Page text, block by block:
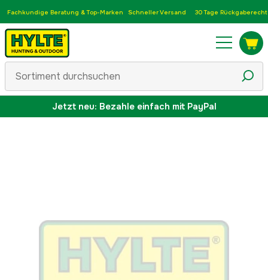
Fachkundige Beratung & Top-Marken Schneller Versand 30 Tage Rückgaberecht
Jetzt neu: Bezahle einfach mit PayPal